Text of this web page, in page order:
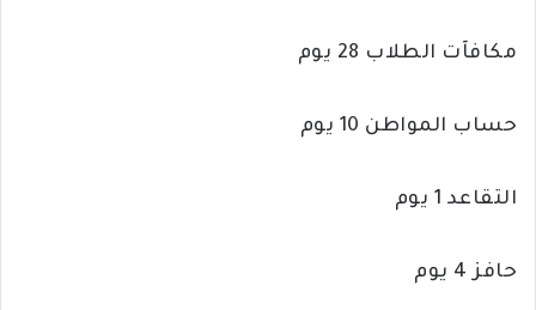
مكافآت الطلاب 28 يوم
حساب المواطن 10 يوم
التقاعد 1 يوم
حافز 4 يوم